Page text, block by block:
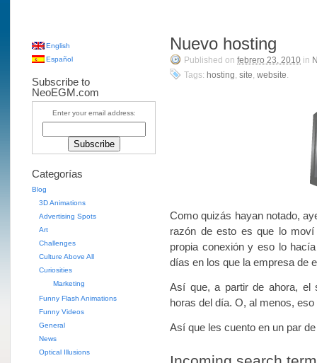
Nuevo hosting
Published on febrero 23, 2010 in
Tags: hosting, site, website.
Como quizás hayan notado,
razón de esto es que lo
propia conexión y eso lo
días en los que la empresa de
Así que, a partir de ahora, el
horas del día. O, al menos,
Así que les cuento en un par
English
Español
Subscribe to
NeoEGM.com
Enter your email address:
Categorías
Blog
3D Animations
Advertising Spots
Art
Challenges
Culture Above All
Curiosities
Marketing
Funny Flash Animations
Funny Videos
General
News
Optical Illusions